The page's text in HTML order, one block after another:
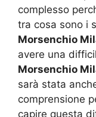
complesso
tra cosa sono i
Morsenchio
avere una
Morsenchio
sarà stata
comprensione
capire questa